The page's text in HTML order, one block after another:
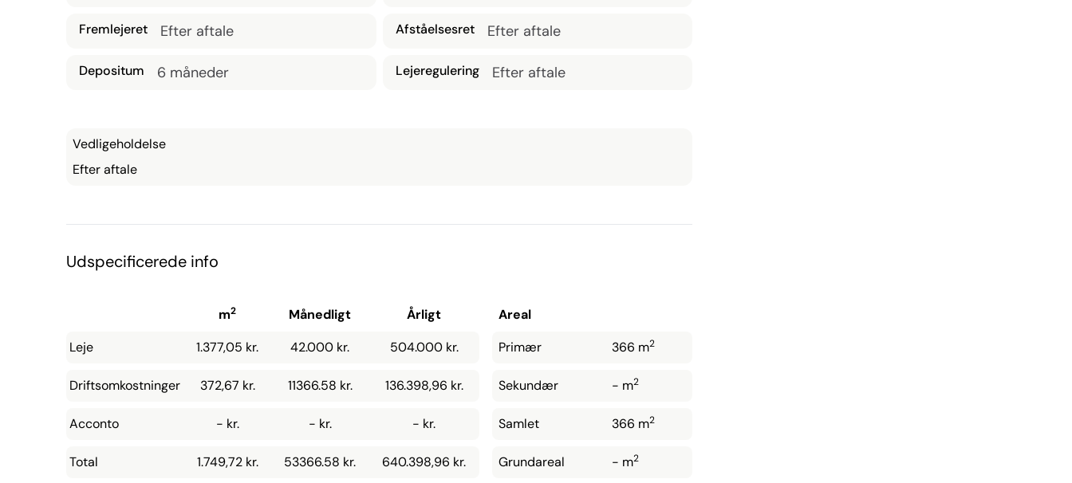
Fremlejeret Efter aftale Afståelsesret Efter aftale
Depositum 6 måneder Lejeregulering Efter aftale
Vedligeholdelse
Efter aftale
Udspecificerede info
m2 Månedligt
Årligt
Leje
1.377,05 kr. 42.000 kr. 504.000 kr.
Driftsomkostninger 372,67 kr. 11366.58 kr. 136.398,96 kr.
Acconto - kr. - kr. - kr.
Total 1.749,72 kr. 53366.58 kr. 640.398,96 kr.
Areal
Primær
366 m2
Sekundær - m2
Samlet 366 m2
Grundareal - m2